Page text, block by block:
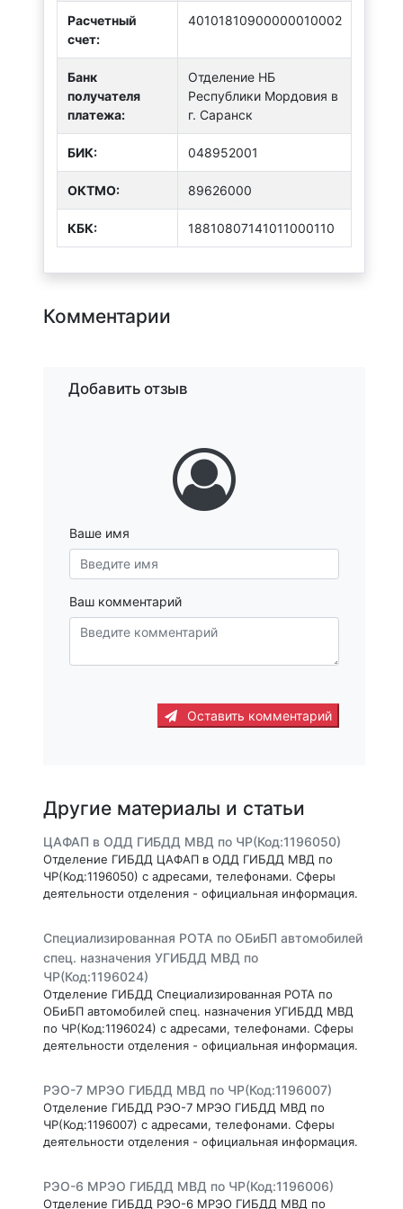
Расчетный
счет:
40101810900000010002
Банк
получателя
платежа:
Отделение НБ
Республики Мордовия в
г. Саранск
БИК: 048952001
ОКТMО: 89626000
КБК: 18810807141011000110
Комментарии
Добавить отзыв
Ваше имя
Ваш комментарий
Оставить комментарий
Другие материалы и статьи
ЦАФАП в ОДД ГИБДД МВД по ЧР(Код:1196050)
Отделение ГИБДД ЦАФАП в ОДД ГИБДД МВД по
ЧР(Код:1196050) с адресами, телефонами. Сферы
деятельности отделения - официальная информация.
Специализированная РОТА по ОБиБП автомобилей
спец. назначения УГИБДД МВД по
ЧР(Код:1196024)
Отделение ГИБДД Специализированная РОТА по
ОБиБП автомобилей спец. назначения УГИБДД МВД
по ЧР(Код:1196024) с адресами, телефонами. Сферы
деятельности отделения - официальная информация.
РЭО-7 МРЭО ГИБДД МВД по ЧР(Код:1196007)
Отделение ГИБДД РЭО-7 МРЭО ГИБДД МВД по
ЧР(Код:1196007) с адресами, телефонами. Сферы
деятельности отделения - официальная информация.
РЭО-6 МРЭО ГИБДД МВД по ЧР(Код:1196006)
Отделение ГИБДД РЭО-6 МРЭО ГИБДД МВД по